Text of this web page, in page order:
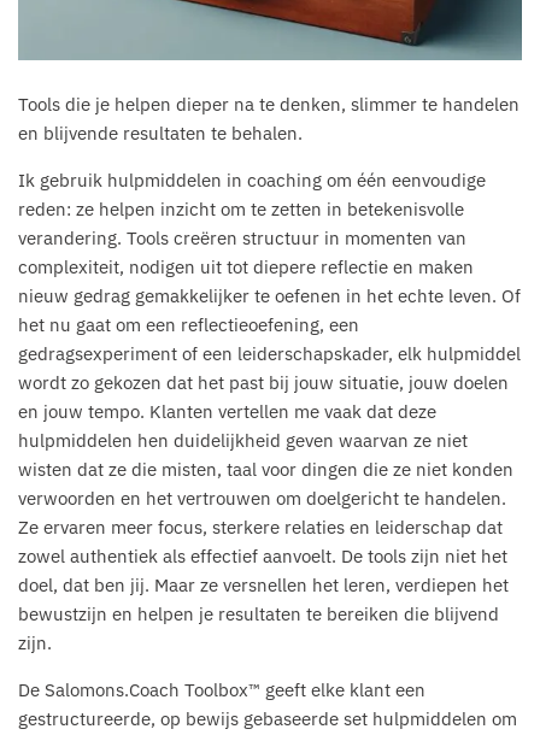
Tools die je helpen dieper na te denken, slimmer te handelen
en blijvende resultaten te behalen.
Ik gebruik hulpmiddelen in coaching om één eenvoudige
reden: ze helpen inzicht om te zetten in betekenisvolle
verandering. Tools creëren structuur in momenten van
complexiteit, nodigen uit tot diepere reflectie en maken
nieuw gedrag gemakkelijker te oefenen in het echte leven. Of
het nu gaat om een reflectieoefening, een
gedragsexperiment of een leiderschapskader, elk hulpmiddel
wordt zo gekozen dat het past bij jouw situatie, jouw doelen
en jouw tempo. Klanten vertellen me vaak dat deze
hulpmiddelen hen duidelijkheid geven waarvan ze niet
wisten dat ze die misten, taal voor dingen die ze niet konden
verwoorden en het vertrouwen om doelgericht te handelen.
Ze ervaren meer focus, sterkere relaties en leiderschap dat
zowel authentiek als effectief aanvoelt. De tools zijn niet het
doel, dat ben jij. Maar ze versnellen het leren, verdiepen het
bewustzijn en helpen je resultaten te bereiken die blijvend
zijn.
De Salomons.Coach Toolbox™ geeft elke klant een
gestructureerde, op bewijs gebaseerde set hulpmiddelen om